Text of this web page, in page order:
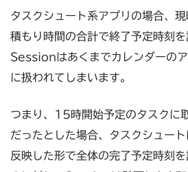
タスクシュート系アプリの場合、
積もり時間の合計で終了予定時刻を
Sessionはあくまでカレンダーの
に扱われてしまいます。
つまり、15時開始予定のタスクに
だったとした場合、タスクシュー
反映した形で全体の完了予定時刻